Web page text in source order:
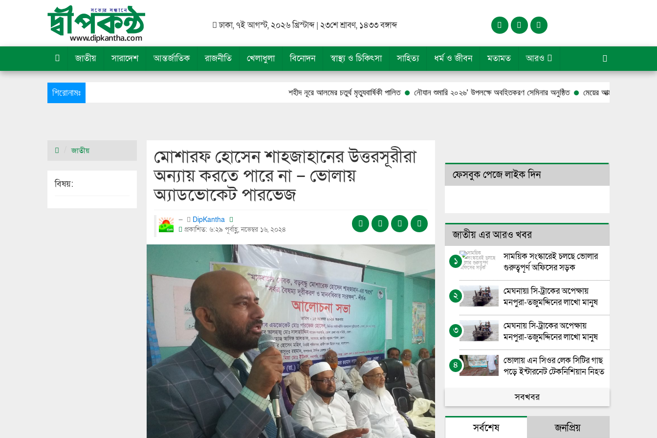
ঢাকা, ৭ই আগস্ট, ২০২৬ খ্রিস্টাব্দ | ২৩শে শ্রাবণ, ১৪৩৩ বঙ্গাব্দ
জাতীয় সারাদেশ আন্তর্জাতিক রাজনীতি খেলাধুলা বিনোদন স্বাস্থ্য ও চিকিৎসা সাহিত্য ধর্ম ও জীবন মতামত আরও
শিরোনামঃ শহীদ নূরে আলমের চতুর্থ মৃত্যুবার্ষিকী পালিত নৌযান শুমারি ২০২৬’ উপলক্ষে অবহিতকরণ সেমিনার অনুষ্ঠিত মেয়ের আত্মহত্যার পর পুলিশ বাবার
মোশারফ হোসেন শাহজাহানের উত্তরসূরীরা
অন্যায় করতে পারে না – ভোলায়
অ্যাডভোকেট পারভেজ
DipKantha
প্রকাশিত: ৬:২৯ পূর্বাহ্ণ, নভেম্বর ১৬, ২০২৪
জাতীয়
বিষয়:
ফেসবুক পেজে লাইক দিন
জাতীয় এর আরও খবর
১
সাময়িক সংস্কারেই চলছে ভোলার
গুরুত্বপূর্ণ অফিসের সড়ক
২
মেঘনায়l সি-ট্রাকের অপেক্ষায়
মনপুরা-তজুমদ্দিনের লাখো মানুষ
৩
মেঘনায় সি-ট্রাকের অপেক্ষায়
মনপুরা-তজুমদ্দিনের লাখো মানুষ
৪
ভোলায় এন সিওর লেক সিটির গাছ
পড়ে ইন্টারনেট টেকনিশিয়ান নিহত
ভোলা সরকারি মহিলা কলেজের
এইচএসসি বাংলা পরীক্ষা নিয়ে
বিভ্রান্তির অবসান
গণতন্ত্রের পথচলায় নীরব যোদ্ধাদের
সবখবর
সর্বশেষ জনপ্রিয়